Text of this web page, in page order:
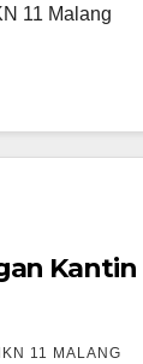
11 Malang
Kantin
11 MALANG